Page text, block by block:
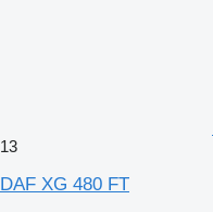
13
DAF XG 480 FT